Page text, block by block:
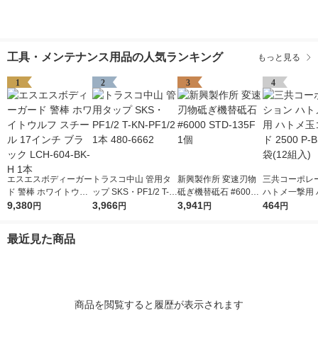
工具・メンテナンス用品の人気ランキング もっと見る
1
エスエスボディーガー
ド 警棒 ホワイトウル
フ スチール 17インチ
9,380円
2
トラスコ中山 管用タ
ップ SKS・PF1/2 T-K
N-PF1/2 1本 480-666
3,966円
3
新興製作所 変速刃物
砥ぎ機替砥石 #6000
STD-135F 1個
3,941円
4
三共コーポレ
ハトメ一撃用
玉ゴールド
464円
最近見た商品
商品を閲覧すると履歴が表示されます